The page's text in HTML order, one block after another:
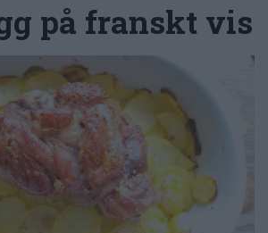
på franskt vis